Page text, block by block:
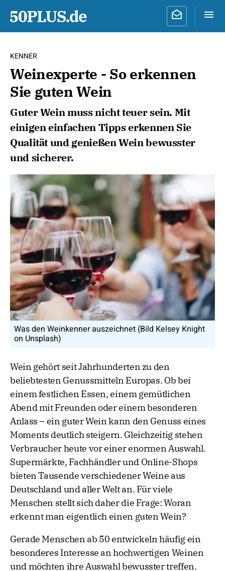
KENNER
Weinexperte - So erkennen
Sie guten Wein
Guter Wein muss nicht teuer sein. Mit
einigen einfachen Tipps erkennen Sie
Qualität und genießen Wein bewusster
und sicherer.
Was den Weinkenner auszeichnet (Bild Kelsey Knight
on Unsplash)
Wein gehört seit Jahrhunderten zu den
beliebtesten Genussmitteln Europas. Ob bei
einem festlichen Essen, einem gemütlichen
Abend mit Freunden oder einem besonderen
Anlass – ein guter Wein kann den Genuss eines
Moments deutlich steigern. Gleichzeitig stehen
Verbraucher heute vor einer enormen Auswahl.
Supermärkte, Fachhändler und Online-Shops
bieten Tausende verschiedener Weine aus
Deutschland und aller Welt an. Für viele
Menschen stellt sich daher die Frage: Woran
erkennt man eigentlich einen guten Wein?
Gerade Menschen ab 50 entwickeln häufig ein
besonderes Interesse an hochwertigen Weinen
und möchten ihre Auswahl bewusster treffen.